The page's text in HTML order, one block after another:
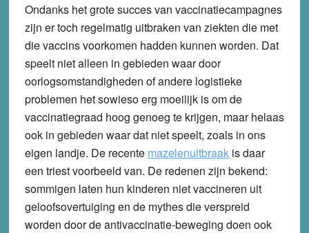
Ondanks het grote succes van vaccinatiecampagnes
zijn er toch regelmatig uitbraken van ziekten die met
die vaccins voorkomen hadden kunnen worden. Dat
speelt niet alleen in gebieden waar door
oorlogsomstandigheden of andere logistieke
problemen het sowieso erg moeilijk is om de
vaccinatiegraad hoog genoeg te krijgen, maar helaas
ook in gebieden waar dat niet speelt, zoals in ons
eigen landje. De recente mazelenuitbraakis daar
een triest voorbeeld van. De redenen zijn bekend:
sommigen laten hun kinderen niet vaccineren uit
geloofsovertuiging en de mythes die verspreid
worden door de antivaccinatie-beweging doen ook